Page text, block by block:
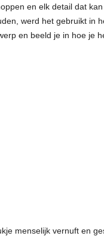
en elk detail dat
werd het gebruikt in
en beeld je in hoe je
menselijk vernuft en